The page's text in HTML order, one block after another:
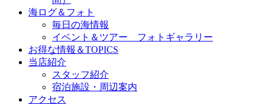
海ログ＆フォト
毎日の海情報
イベント＆ツアー フォトギャラリー
お得な情報＆TOPICS
当店紹介
スタッフ紹介
宿泊施設・周辺案内
アクセス